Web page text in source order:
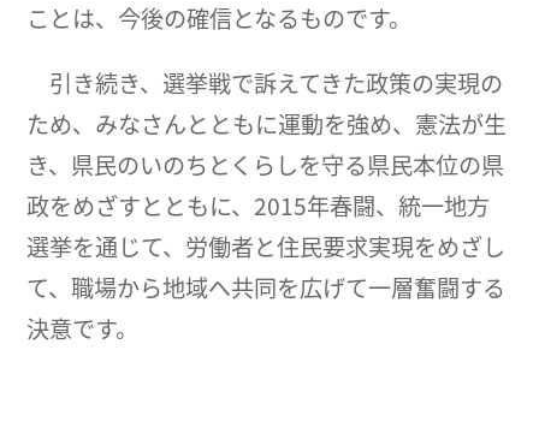
ことは、今後の確信となるものです。
引き続き、選挙戦で訴えてきた政策の実現の
ため、みなさんとともに運動を強め、憲法が生
き、県民のいのちとくらしを守る県民本位の県
政をめざすとともに、2015年春闘、統一地方
選挙を通じて、労働者と住民要求実現をめざし
て、職場から地域へ共同を広げて一層奮闘する
決意です。